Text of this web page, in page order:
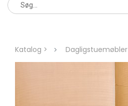
Katalog > Dagligstuemøbler